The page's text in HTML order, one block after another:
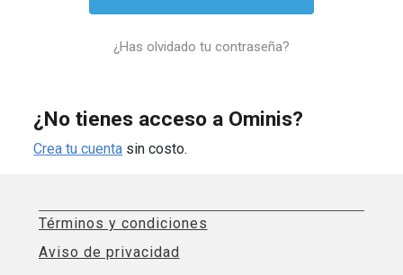
¿Has olvidado tu contraseña?
¿No tienes acceso a Ominis?
Crea tu cuenta sin costo.
Términos y condiciones
Aviso de privacidad